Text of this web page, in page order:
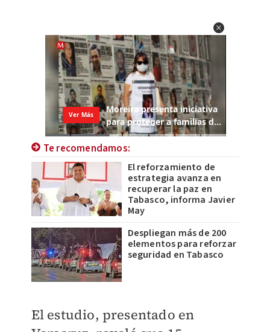
Te recomendamos:
El reforzamiento de
estrategia avanza en
recuperar la paz en
Tabasco, informa Javier
May
Despliegan más de 200
elementos para reforzar
seguridad en Tabasco
El estudio, presentado en